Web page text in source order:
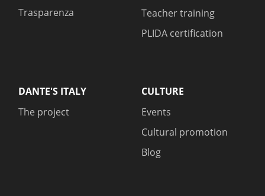
Trasparenza
Teacher training
PLIDA certification
DANTE'S ITALY
The project
CULTURE
Events
Cultural promotion
Blog